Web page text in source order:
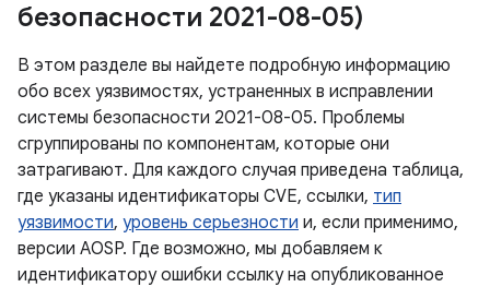
безопасности 2021-08-05)
В этом разделе вы найдете подробную информацию
обо всех уязвимостях, устраненных в исправлении
системы безопасности 2021-08-05. Проблемы
сгруппированы по компонентам, которые они
затрагивают. Для каждого случая приведена таблица,
где указаны идентификаторы CVE, ссылки, тип
уязвимости, уровень серьезности и, если применимо,
версии AOSP. Где возможно, мы добавляем к
идентификатору ошибки ссылку на опубликованное